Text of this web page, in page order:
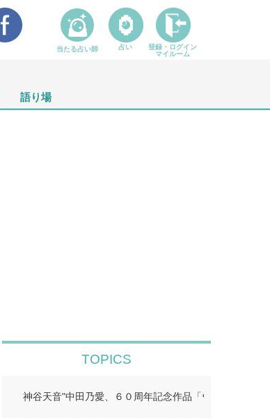
語り場
TOPICS
神谷天音"中田乃愛、６０周年記念作品「ウルトラマン
当たる占い師 占い
登録・ログイン
マイルーム